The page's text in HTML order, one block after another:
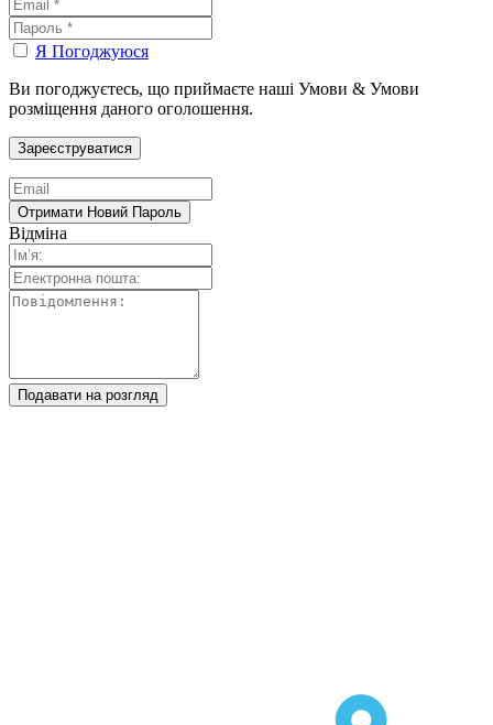
Я Погоджуюся
Ви погоджуєтесь, що приймаєте наші Умови & Умови
розміщення даного оголошення.
Відміна